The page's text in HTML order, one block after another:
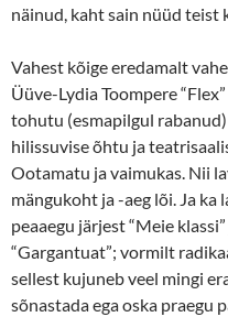
näinud, kaht sain nüüd teist
Vahest kõige eredamalt
Üüve-Lydia Toompere
tohutu (esmapilgul
hilissuvise õhtu ja
Ootamatu ja vaimukas. Nii
mängukoht ja -aeg lõi. Ja
peaaegu järjest “Meie
“Gargantuat”; vormilt
sellest kujuneb veel mingi
sõnastada ega oska praegu